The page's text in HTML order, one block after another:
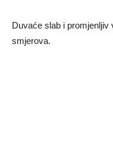
Duvaće slab i promjenljiv
smjerova.